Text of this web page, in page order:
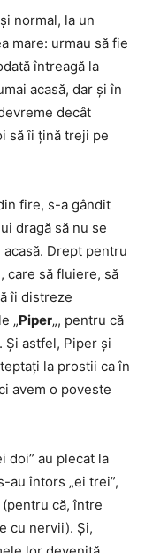
normal, la un
mare: urmau să fie
întreagă la
acasă, dar și în
decât
să îi țină treji pe
fire, s-a gândit
dragă să nu se
acasă. Drept pentru
care să fluiere, să
îi distreze
„Piper„, pentru că
Și astfel, Piper și
la prostii ca în
avem o poveste
doi” au plecat la
au întors „ei trei”,
că, între
cu nervii). Și,